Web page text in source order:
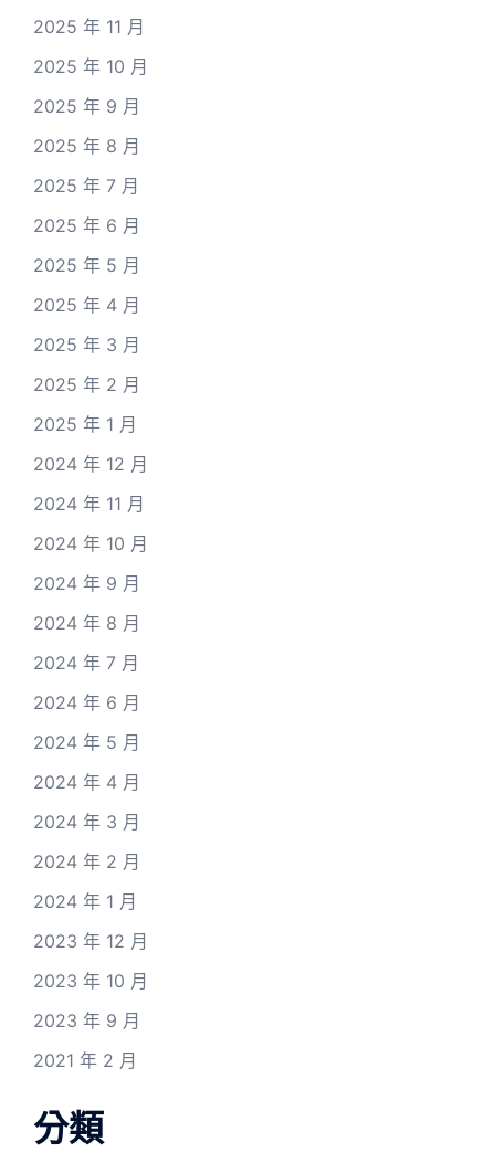
2025 年 11 月
2025 年 10 月
2025 年 9 月
2025 年 8 月
2025 年 7 月
2025 年 6 月
2025 年 5 月
2025 年 4 月
2025 年 3 月
2025 年 2 月
2025 年 1 月
2024 年 12 月
2024 年 11 月
2024 年 10 月
2024 年 9 月
2024 年 8 月
2024 年 7 月
2024 年 6 月
2024 年 5 月
2024 年 4 月
2024 年 3 月
2024 年 2 月
2024 年 1 月
2023 年 12 月
2023 年 10 月
2023 年 9 月
2021 年 2 月
分類